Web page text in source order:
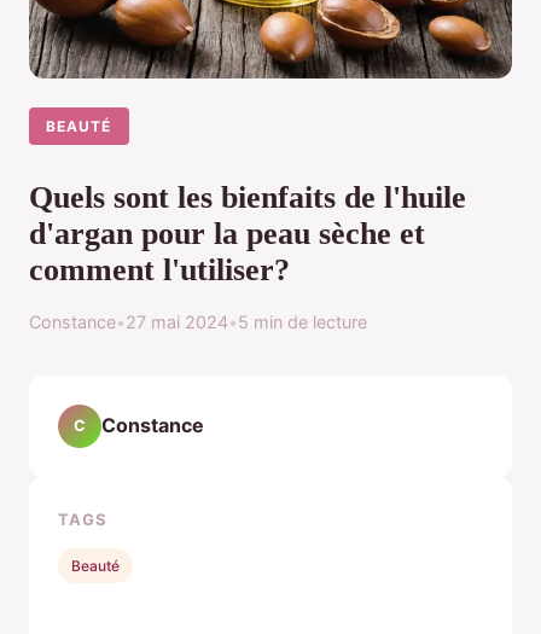
BEAUTÉ
Quels sont les bienfaits de l'huile
d'argan pour la peau sèche et
comment l'utiliser?
Constance•27 mai 2024•5 min de lecture
C Constance
TAGS
Beauté